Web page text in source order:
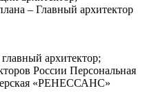
– Главный архитектор
архитектор;
России Персональная
«РЕНЕССАНС»